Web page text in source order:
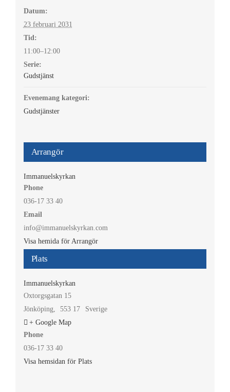
Datum:
23 februari 2031
Tid:
11:00–12:00
Serie:
Gudstjänst
Evenemang kategori:
Gudstjänster
Plats
Immanuelskyrkan
Oxtorgsgatan 15
Jönköping, 553 17
Sverige
+ Google Map
Phone
036-17 33 40
Visa hemsidan för Plats
Arrangör
Immanuelskyrkan
Phone
036-17 33 40
Email
info@immanuelskyrkan.com
Visa hemida för Arrangör